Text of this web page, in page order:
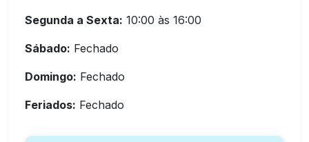
Segunda a Sexta: 10:00 às 16:00
Sábado: Fechado
Domingo: Fechado
Feriados: Fechado